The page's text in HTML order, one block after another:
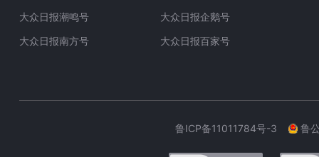
大众日报潮鸣号
大众日报南方号
大众日报企鹅号
大众日报百家号
鲁ICP备11011784号-3 鲁